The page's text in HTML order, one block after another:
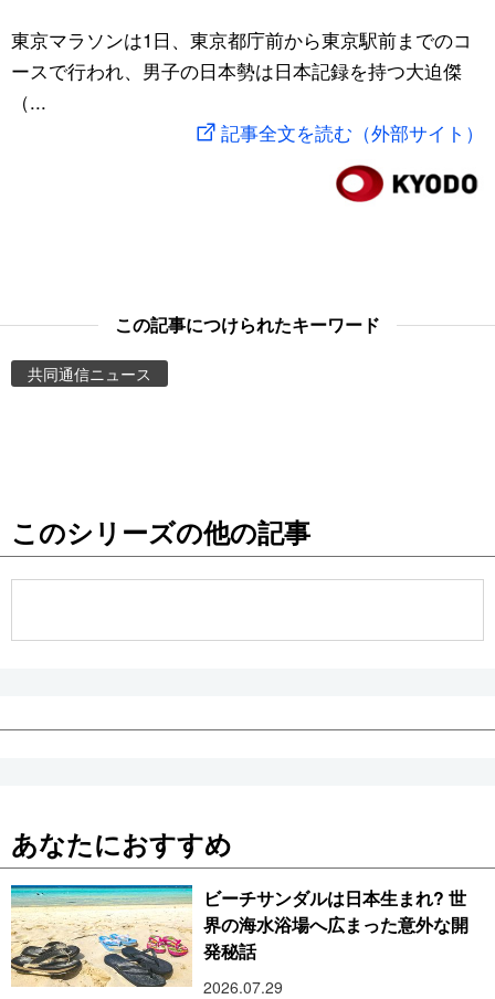
文化
動画/Live
People
スポーツ・東京2020
東京マラソンは1日、東京都庁前から東京駅前までのコ
ースで行われ、男子の日本勢は日本記録を持つ大迫傑
（...
記事全文を読む（外部サイト）
この記事につけられたキーワード
共同通信ニュース
このシリーズの他の記事
あなたにおすすめ
ビーチサンダルは日本生まれ? 世
界の海水浴場へ広まった意外な開
発秘話
2026.07.29